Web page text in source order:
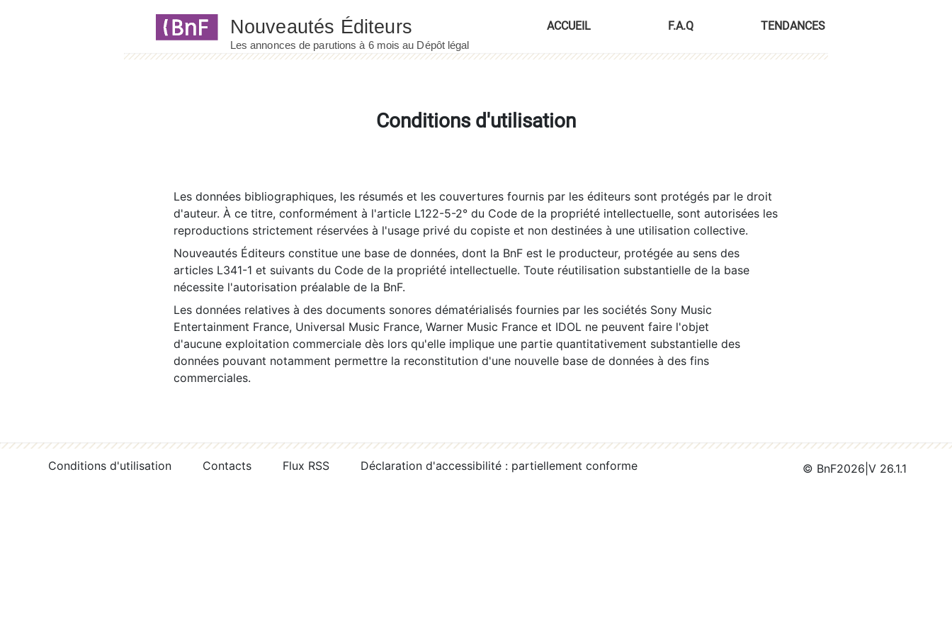
ACCUEIL F.A.Q TENDANCES
Conditions d'utilisation
Les données bibliographiques, les résumés et les couvertures fournis par les éditeurs sont protégés par le droit
d'auteur. À ce titre, conformément à l'article L122-5-2° du Code de la propriété intellectuelle, sont autorisées les
reproductions strictement réservées à l'usage privé du copiste et non destinées à une utilisation collective.
Nouveautés Éditeurs constitue une base de données, dont la BnF est le producteur, protégée au sens des
articles L341-1 et suivants du Code de la propriété intellectuelle. Toute réutilisation substantielle de la base
nécessite l'autorisation préalable de la BnF.
Les données relatives à des documents sonores dématérialisés fournies par les sociétés Sony Music
Entertainment France, Universal Music France, Warner Music France et IDOL ne peuvent faire l'objet
d'aucune exploitation commerciale dès lors qu'elle implique une partie quantitativement substantielle des
données pouvant notamment permettre la reconstitution d'une nouvelle base de données à des fins
commerciales.
Conditions d'utilisation Contacts Flux RSS Déclaration d'accessibilité : partiellement conforme © BnF2026 V 26.1.1